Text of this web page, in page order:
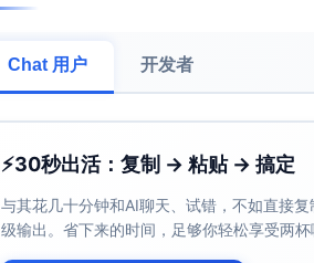
Chat 用户 开发者
⚡30秒出活：复制 → 粘贴 → 搞定
与其花几十分钟和AI聊天、试错，不如直接
级输出。省下来的时间，足够你轻松享受两杯